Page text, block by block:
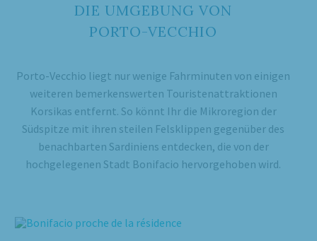
DIE UMGEBUNG VON
PORTO-VECCHIO
Porto-Vecchio liegt nur wenige Fahrminuten von einigen
weiteren bemerkenswerten Touristenattraktionen
Korsikas entfernt. So könnt Ihr die Mikroregion der
Südspitze mit ihren steilen Felsklippen gegenüber des
benachbarten Sardiniens entdecken, die von der
hochgelegenen Stadt Bonifacio hervorgehoben wird.